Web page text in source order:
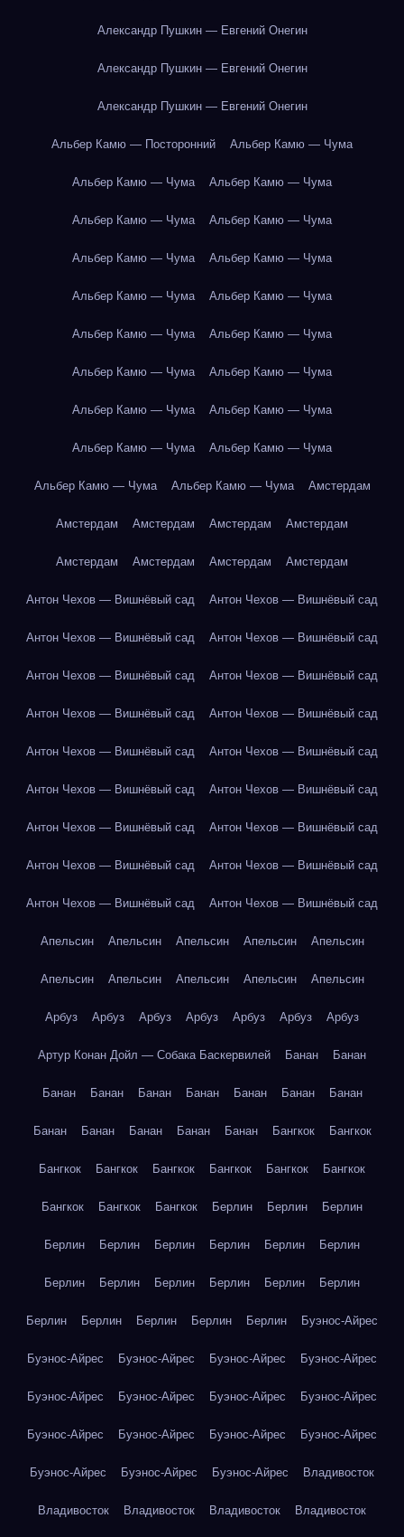
Александр Пушкин — Евгений Онегин
Александр Пушкин — Евгений Онегин
Александр Пушкин — Евгений Онегин
Альбер Камю — Посторонний Альбер Камю — Чума
Альбер Камю — Чума Альбер Камю — Чума
Альбер Камю — Чума Альбер Камю — Чума
Альбер Камю — Чума Альбер Камю — Чума
Альбер Камю — Чума Альбер Камю — Чума
Альбер Камю — Чума Альбер Камю — Чума
Альбер Камю — Чума Альбер Камю — Чума
Альбер Камю — Чума Альбер Камю — Чума
Альбер Камю — Чума Альбер Камю — Чума
Альбер Камю — Чума Альбер Камю — Чума Амстердам
Амстердам Амстердам Амстердам Амстердам
Амстердам Амстердам Амстердам Амстердам
Антон Чехов — Вишнёвый сад Антон Чехов — Вишнёвый сад
Антон Чехов — Вишнёвый сад Антон Чехов — Вишнёвый сад
Антон Чехов — Вишнёвый сад Антон Чехов — Вишнёвый сад
Антон Чехов — Вишнёвый сад Антон Чехов — Вишнёвый сад
Антон Чехов — Вишнёвый сад Антон Чехов — Вишнёвый сад
Антон Чехов — Вишнёвый сад Антон Чехов — Вишнёвый сад
Антон Чехов — Вишнёвый сад Антон Чехов — Вишнёвый сад
Антон Чехов — Вишнёвый сад Антон Чехов — Вишнёвый сад
Антон Чехов — Вишнёвый сад Антон Чехов — Вишнёвый сад
Апельсин Апельсин Апельсин Апельсин Апельсин
Апельсин Апельсин Апельсин Апельсин Апельсин
Арбуз Арбуз Арбуз Арбуз Арбуз Арбуз Арбуз
Артур Конан Дойл — Собака Баскервилей Банан Банан
Банан Банан Банан Банан Банан Банан Банан
Банан Банан Банан Банан Банан Бангкок Бангкок
Бангкок Бангкок Бангкок Бангкок Бангкок Бангкок
Бангкок Бангкок Бангкок Берлин Берлин Берлин
Берлин Берлин Берлин Берлин Берлин Берлин
Берлин Берлин Берлин Берлин Берлин Берлин
Берлин Берлин Берлин Берлин Берлин Буэнос-Айрес
Буэнос-Айрес Буэнос-Айрес Буэнос-Айрес Буэнос-Айрес
Буэнос-Айрес Буэнос-Айрес Буэнос-Айрес Буэнос-Айрес
Буэнос-Айрес Буэнос-Айрес Буэнос-Айрес Буэнос-Айрес
Буэнос-Айрес Буэнос-Айрес Буэнос-Айрес Владивосток
Владивосток Владивосток Владивосток Владивосток